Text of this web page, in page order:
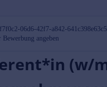
06d6-42f7-a842-641c398e63c5
Bewerbung angeben